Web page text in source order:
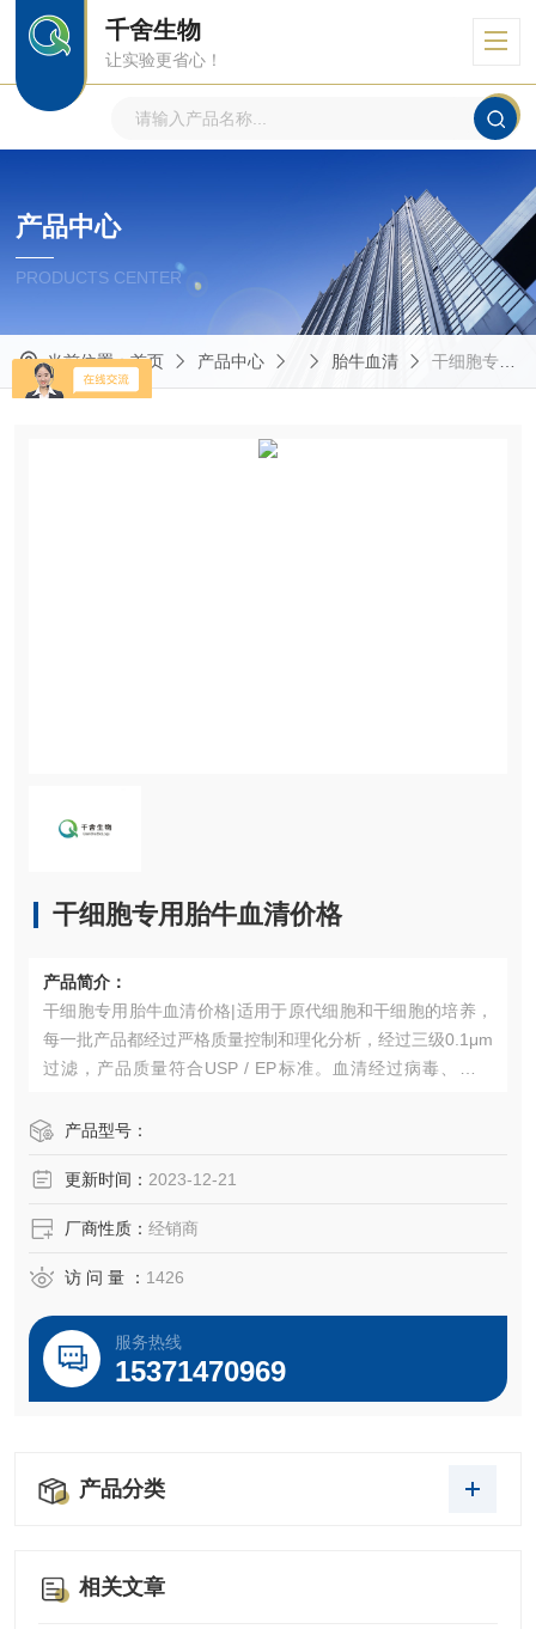
千舍生物
让实验更省心！
产品中心
PRODUCTS CENTER
当前位置：首页 产品中心 胎牛血清 干细胞专用胎牛血清价格
干细胞专用胎牛血清价格
产品简介：
干细胞专用胎牛血清价格|适用于原代细胞和干细胞的培养，
每一批产品都经过严格质量控制和理化分析，经过三级0.1μm
过滤，产品质量符合USP / EP标准。血清经过病毒、支原
胶虫等污染，内毒素含量≤5EU/ml，血红蛋白含量≤0.02%
培养测
产品型号：
更新时间： 2023-12-21
厂商性质： 经销商
访 问 量 ： 1426
服务热线
15371470969
产品分类
相关文章